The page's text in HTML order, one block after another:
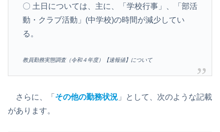
〇 土日については、主に、「学校行事」、「部活
動・クラブ活動」(中学校)の時間が減少してい
る。
教員勤務実態調査（令和４年度）【速報値】について
さらに、「 その他の勤務状況 」として、次のような記載
があります。